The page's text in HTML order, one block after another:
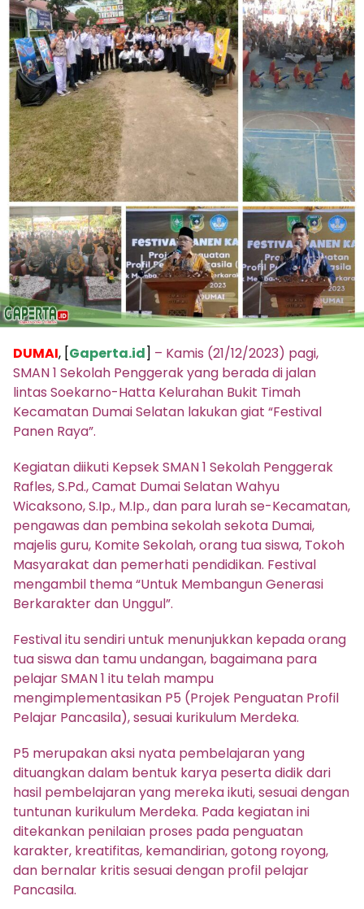
DUMAI, [Gaperta.id] – Kamis (21/12/2023) pagi,
SMAN 1 Sekolah Penggerak yang berada di jalan
lintas Soekarno-Hatta Kelurahan Bukit Timah
Kecamatan Dumai Selatan lakukan giat “Festival
Panen Raya”.
Kegiatan diikuti Kepsek SMAN 1 Sekolah Penggerak
Rafles, S.Pd., Camat Dumai Selatan Wahyu
Wicaksono, S.Ip., M.Ip., dan para lurah se-Kecamatan,
pengawas dan pembina sekolah sekota Dumai,
majelis guru, Komite Sekolah, orang tua siswa, Tokoh
Masyarakat dan pemerhati pendidikan. Festival
mengambil thema “Untuk Membangun Generasi
Berkarakter dan Unggul”.
Festival itu sendiri untuk menunjukkan kepada orang
tua siswa dan tamu undangan, bagaimana para
pelajar SMAN 1 itu telah mampu
mengimplementasikan P5 (Projek Penguatan Profil
Pelajar Pancasila), sesuai kurikulum Merdeka.
P5 merupakan aksi nyata pembelajaran yang
dituangkan dalam bentuk karya peserta didik dari
hasil pembelajaran yang mereka ikuti, sesuai dengan
tuntunan kurikulum Merdeka. Pada kegiatan ini
ditekankan penilaian proses pada penguatan
karakter, kreatifitas, kemandirian, gotong royong,
dan bernalar kritis sesuai dengan profil pelajar
Pancasila.